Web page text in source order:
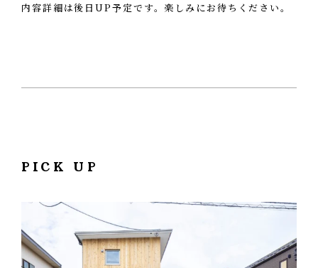
お問い合わせ・資料請求
内容詳細は後日UP予定です。楽しみにお待ちください。
PICK UP